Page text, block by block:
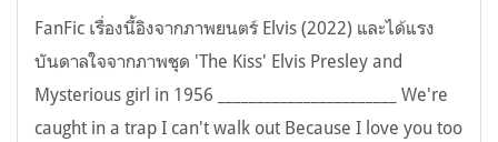
FanFic เรื่องนี้อิงจากภาพยนตร์ Elvis (2022) และได้แรง
บันดาลใจจากภาพชุด 'The Kiss' Elvis Presley and
Mysterious girl in 1956 _______________________ We're
caught in a trap I can't walk out Because I love you too